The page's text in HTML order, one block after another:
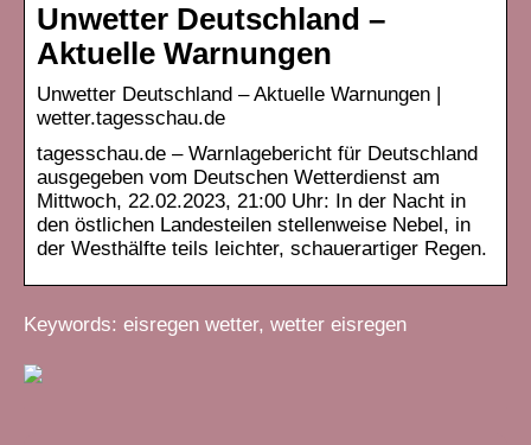
Unwetter Deutschland –
Aktuelle Warnungen
Unwetter Deutschland – Aktuelle Warnungen |
wetter.tagesschau.de
tagesschau.de – Warnlagebericht für Deutschland
ausgegeben vom Deutschen Wetterdienst am
Mittwoch, 22.02.2023, 21:00 Uhr: In der Nacht in
den östlichen Landesteilen stellenweise Nebel, in
der Westhälfte teils leichter, schauerartiger Regen.
Keywords: eisregen wetter, wetter eisregen